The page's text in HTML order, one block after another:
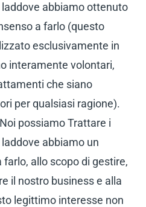
abbiamo ottenuto
a farlo (questo
esclusivamente in
interamente volontari,
che siano
per qualsiasi ragione).
Noi possiamo Trattare i
abbiamo un
allo scopo di gestire,
il nostro business e alla
legittimo interesse non